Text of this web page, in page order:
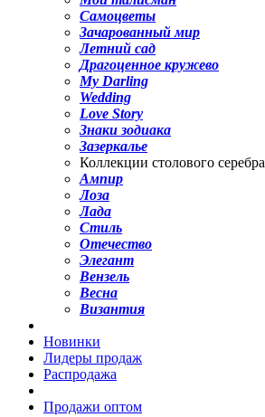
Самоцветы
Зачарованный мир
Летний сад
Драгоценное кружево
My Darling
Wedding
Love Story
Знаки зодиака
Зазеркалье
Коллекции столового серебра
Ампир
Лоза
Лада
Стиль
Отечество
Элегант
Вензель
Весна
Византия
Новинки
Лидеры продаж
Распродажа
Продажи оптом